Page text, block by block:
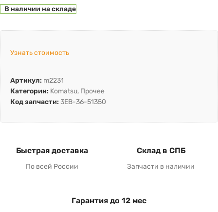
В наличии на складе
Узнать стоимость
Артикул: m2231
Категории: Komatsu, Прочее
Код запчасти: 3EB-36-51350
Быстрая доставка
По всей России
Склад в СПБ
Запчасти в наличии
Гарантия до 12 мес